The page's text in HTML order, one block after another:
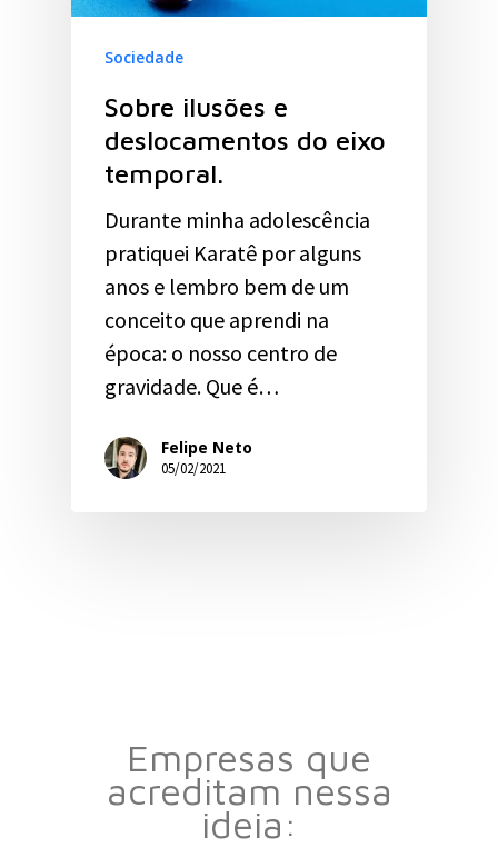
Sociedade
Sobre ilusões e
deslocamentos do eixo
temporal.
Durante minha adolescência
pratiquei Karatê por alguns
anos e lembro bem de um
conceito que aprendi na
época: o nosso centro de
gravidade. Que é…
Felipe Neto
05/02/2021
Empresas que
acreditam nessa
ideia: